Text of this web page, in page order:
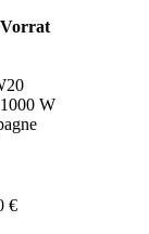
W
€